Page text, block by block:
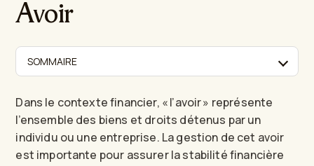
Avoir
SOMMAIRE
Dans le contexte financier, « l’avoir » représente
l’ensemble des biens et droits détenus par un
individu ou une entreprise. La gestion de cet avoir
est importante pour assurer la stabilité financière